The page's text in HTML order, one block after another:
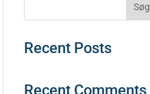
Søg
Recent Posts
Recent Comments